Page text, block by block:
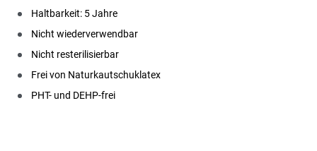
Haltbarkeit: 5 Jahre
Nicht wiederverwendbar
Nicht resterilisierbar
Frei von Naturkautschuklatex
PHT- und DEHP-frei